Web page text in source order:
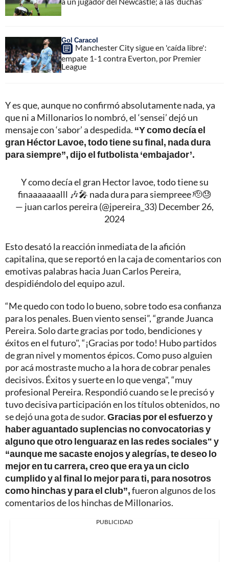
Gol Caracol
Manchester City sigue en 'caída libre':
empate 1-1 contra Everton, por Premier
League
Y es que, aunque no confirmó absolutamente nada, ya
que ni a Millonarios lo nombró, el ‘sensei’ dejó un
mensaje con ‘sabor’ a despedida. “Y como decía el
gran Héctor Lavoe, todo tiene su final, nada dura
para siempre”, dijo el futbolista ‘embajador’.
Y como decía el gran Hector lavoe, todo tiene su
finaaaaaaalll 🎶🎤 nada dura para siempreee 🫡😓
— juan carlos pereira (@jpereira_33) December 26,
2024
Esto desató la reacción inmediata de la afición
capitalina, que se reportó en la caja de comentarios con
emotivas palabras hacia Juan Carlos Pereira,
despidiéndolo del equipo azul.
“Me quedo con todo lo bueno, sobre todo esa confianza
para los penales. Buen viento sensei”, “grande Juanca
Pereira. Solo darte gracias por todo, bendiciones y
éxitos en el futuro", “¡Gracias por todo! Hubo partidos
de gran nivel y momentos épicos. Como puso alguien
por acá mostraste mucho a la hora de cobrar penales
decisivos. Éxitos y suerte en lo que venga", “muy
profesional Pereira. Respondió cuando se le precisó y
tuvo decisiva participación en los títulos obtenidos, no
se dejó una gota de sudor.Gracias por el esfuerzo y
haber aguantado suplencias no convocatorias y
alguno que otro lenguaraz en las redes sociales" y
“aunque me sacaste enojos y alegrías, te deseo lo
mejor en tu carrera, creo que era ya un ciclo
cumplido y al final lo mejor para ti, para nosotros
como hinchas y para el club”,fueron algunos de los
comentarios de los hinchas de Millonarios.
PUBLICIDAD